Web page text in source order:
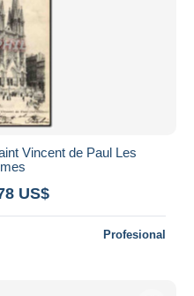
Vincent de Paul Les
US$
Profesional